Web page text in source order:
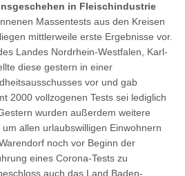
in Fleischindustrie
Massentests aus den Kreisen
mittlerweile erste Ergebnisse vor.
Landes Nordrhein-Westfalen, Karl-
diese gestern in einer
vor und gab
2000 vollzogenen Tests sei lediglich
wurden außerdem weitere
allen urlaubswilligen Einwohnern
noch vor Beginn der
eines Corona-Tests zu
auch das Land Baden-